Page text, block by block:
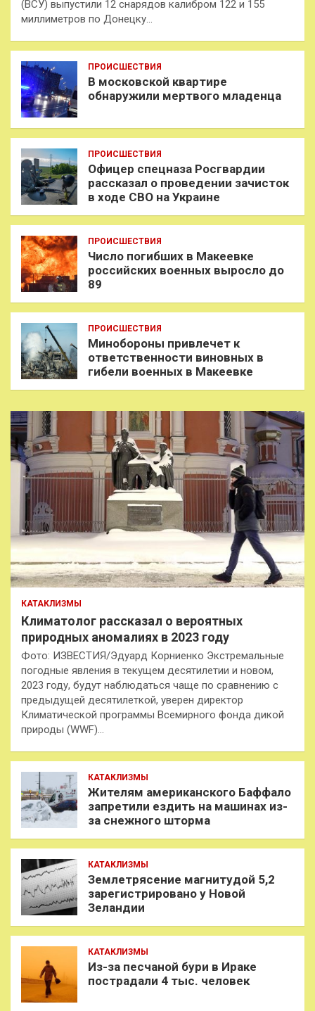
(ВСУ) выпустили 12 снарядов калибром 122 и 155
миллиметров по Донецку…
ПРОИСШЕСТВИЯ
В московской квартире
обнаружили мертвого младенца
ПРОИСШЕСТВИЯ
Офицер спецназа Росгвардии
рассказал о проведении зачисток
в ходе СВО на Украине
ПРОИСШЕСТВИЯ
Число погибших в Макеевке
российских военных выросло до
89
ПРОИСШЕСТВИЯ
Минобороны привлечет к
ответственности виновных в
гибели военных в Макеевке
КАТАКЛИЗМЫ
Климатолог рассказал о вероятных
природных аномалиях в 2023 году
Фото: ИЗВЕСТИЯ/Эдуард Корниенко Экстремальные
погодные явления в текущем десятилетии и новом,
2023 году, будут наблюдаться чаще по сравнению с
предыдущей десятилеткой, уверен директор
Климатической программы Всемирного фонда дикой
природы (WWF)…
КАТАКЛИЗМЫ
Жителям американского Баффало
запретили ездить на машинах из-
за снежного шторма
КАТАКЛИЗМЫ
Землетрясение магнитудой 5,2
зарегистрировано у Новой
Зеландии
КАТАКЛИЗМЫ
Из-за песчаной бури в Ираке
пострадали 4 тыс. человек